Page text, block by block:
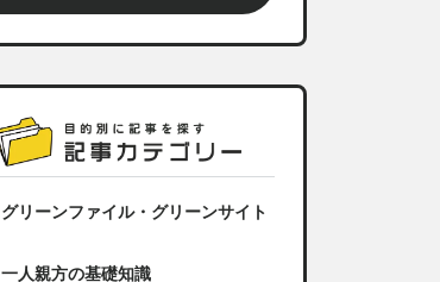
グリーンファイル・グリーンサイト
一人親方の基礎知識